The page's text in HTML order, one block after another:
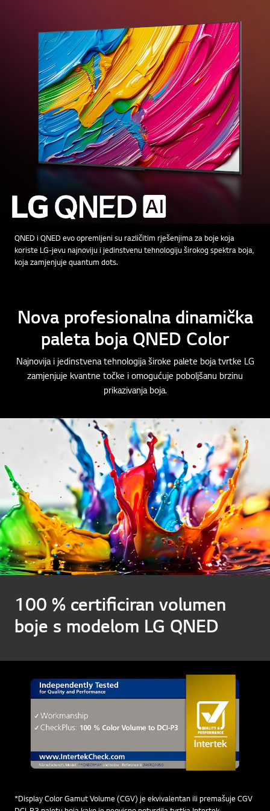
QNED i QNED evo opremljeni su različitim rješenjima za boje koja
koriste LG-jevu najnoviju i jedinstvenu tehnologiju širokog spektra boja,
koja zamjenjuje quantum dots.
Nova profesionalna dinamička
paleta boja QNED Color
Najnovija i jedinstvena tehnologija široke palete boja tvrtke LG
zamjenjuje kvantne točke i omogućuje poboljšanu brzinu
prikazivanja boja.
100 % certificiran volumen
boje s modelom LG QNED
*Display Color Gamut Volume (CGV) je ekvivalentan ili premašuje CGV